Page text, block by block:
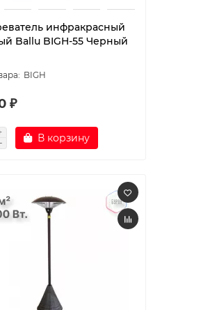
инфракрасный
Ballu BIGH-55 Черный
BIGH
₽
В корзину